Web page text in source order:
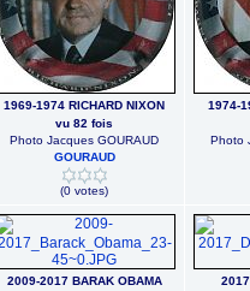
1969-1974 RICHARD NIXON
vu 82 fois
Photo Jacques GOURAUD
GOURAUD
(0 votes)
1974-
Photo
2009-2017 BARAK OBAMA